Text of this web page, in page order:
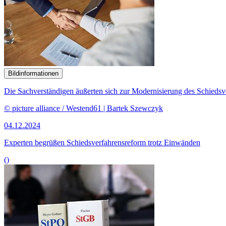
Bildinformationen
Die Sachverständigen äußerten sich zur Modernisierung des
© picture alliance / Westend61 | Bartek Szewczyk
04.12.2024
Experten begrüßen Schiedsverfahrensreform trotz Einwänden
()